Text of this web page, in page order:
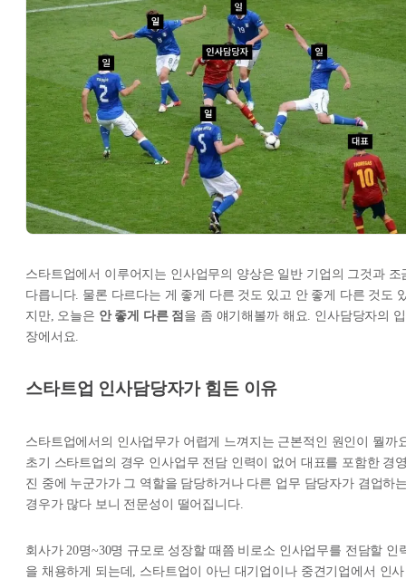
스타트업에서 이루어지는 인사업무의 양상은 일반 기업의 그것과 조
다릅니다. 물론 다르다는 게 좋게 다른 것도 있고 안 좋게 다른 것도
지만, 오늘은 안 좋게 다른 점 을 좀 얘기해볼까 해요. 인사담당자의 입
장에서요.
스타트업 인사담당자가 힘든 이유
스타트업에서의 인사업무가 어렵게 느껴지는 근본적인 원인이 뭘까
초기 스타트업의 경우 인사업무 전담 인력이 없어 대표를 포함한 경
진 중에 누군가가 그 역할을 담당하거나 다른 업무 담당자가 겸업하
경우가 많다 보니 전문성이 떨어집니다.
회사가 20명~30명 규모로 성장할 때쯤 비로소 인사업무를 전담할 인
을 채용하게 되는데, 스타트업이 아닌 대기업이나 중견기업에서 인사